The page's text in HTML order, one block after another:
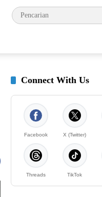
Connect With Us
Facebook X (Twitter)
Threads TikTok